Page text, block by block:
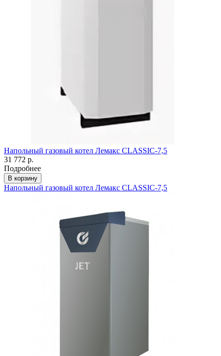
Напольный газовый котел Лемакс CLASSIC-7,5
31 772 р.
Подробнее
В корзину
Напольный газовый котел Лемакс CLASSIC-7,5